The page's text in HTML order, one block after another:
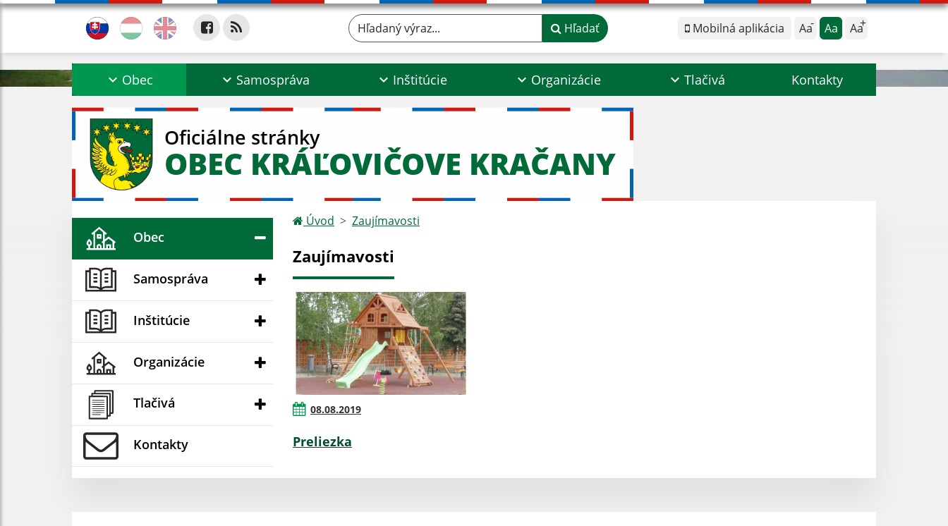
Mobilná aplikácia Aa Aa Aa
Hľadaný výraz... Hľadať
Obec Samospráva Inštitúcie Organizácie Tlačivá Kontakty
Oficiálne stránky
OBEC KRÁĽOVIČOVE KRAČANY
Obec
Samospráva
Inštitúcie
Organizácie
Tlačivá
Kontakty
Úvod Zaujímavosti
Zaujímavosti
08.08.2019
Preliezka